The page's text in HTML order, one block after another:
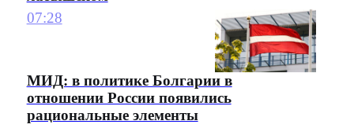
07:28
МИД: в политике Болгарии в
отношении России появились
рациональные элементы